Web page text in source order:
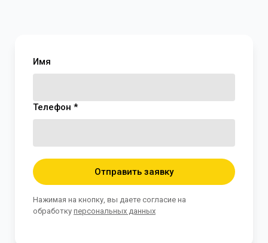
Имя
Телефон *
Отправить заявку
Нажимая на кнопку, вы даете согласие на
обработку персональных данных